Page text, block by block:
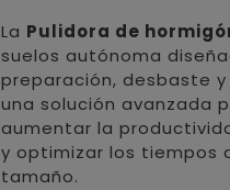
La Pulidora de
suelos autónoma
preparación, desbaste
una solución avanzada
aumentar la
y optimizar los tiempos
tamaño.